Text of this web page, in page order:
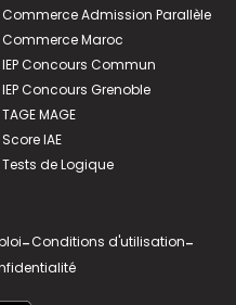
Commerce Admission Parallèle
Commerce Maroc
IEP Concours Commun
IEP Concours Grenoble
TAGE MAGE
Score IAE
Tests de Logique
-Conditions d'utilisation-